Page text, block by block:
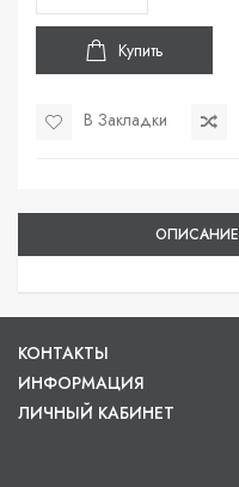
Купить
В Закладки
ОПИСАНИЕ
КОНТАКТЫ
ИНФОРМАЦИЯ
ЛИЧНЫЙ КАБИНЕТ